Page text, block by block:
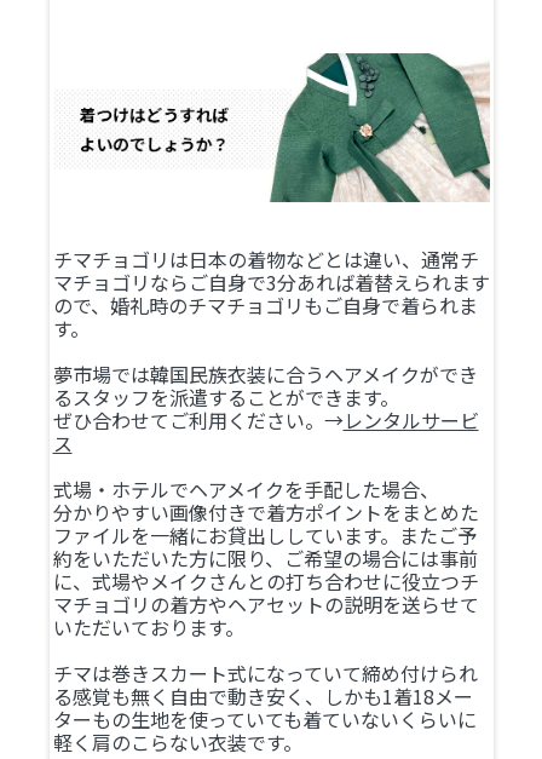
チマチョゴリは日本の着物などとは違い、通常チ
マチョゴリならご自身で3分あれば着替えられます
ので、婚礼時のチマチョゴリもご自身で着られま
す。
夢市場では韓国民族衣装に合うヘアメイクができ
るスタッフを派遣することができます。
ぜひ合わせてご利用ください。→レンタルサービ
ス
式場・ホテルでヘアメイクを手配した場合、
分かりやすい画像付きで着方ポイントをまとめた
ファイルを一緒にお貸出ししています。またご予
約をいただいた方に限り、ご希望の場合には事前
に、式場やメイクさんとの打ち合わせに役立つチ
マチョゴリの着方やヘアセットの説明を送らせて
いただいております。
チマは巻きスカート式になっていて締め付けられ
る感覚も無く自由で動き安く、しかも1着18メー
ターもの生地を使っていても着ていないくらいに
軽く肩のこらない衣装です。